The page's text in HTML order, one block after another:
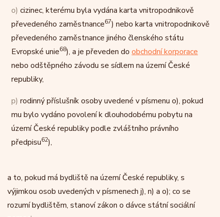
o) cizinec, kterému byla vydána karta vnitropodnikově
převedeného zaměstnance67) nebo karta vnitropodnikově
převedeného zaměstnance jiného členského státu
Evropské unie68), a je převeden do obchodní korporace
nebo odštěpného závodu se sídlem na území České
republiky,
p) rodinný příslušník osoby uvedené v písmenu o), pokud
mu bylo vydáno povolení k dlouhodobému pobytu na
území České republiky podle zvláštního právního
předpisu62),
a to, pokud má bydliště na území České republiky, s
výjimkou osob uvedených v písmenech j), n) a o); co se
rozumí bydlištěm, stanoví zákon o dávce státní sociální